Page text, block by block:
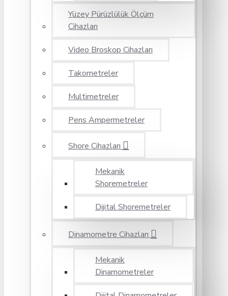
Yüzey Pürüzlülük Ölçüm
Cihazları
Video Broskop Cihazları
Takometreler
Multimetreler
Pens Ampermetreler
Shore Cihazları
Mekanik
Shoremetreler
Dijital Shoremetreler
Dinamometre Cihazları
Mekanik
Dinamometreler